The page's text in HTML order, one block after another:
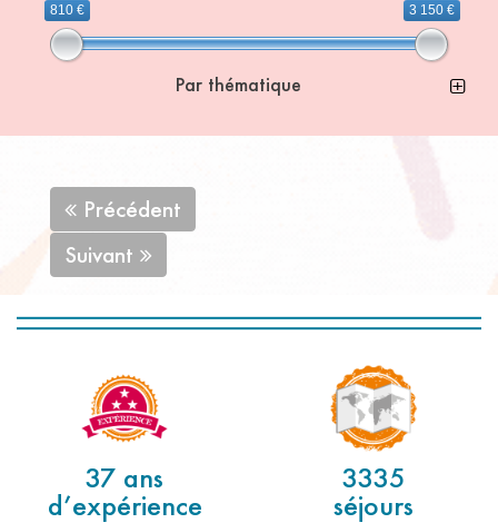
810 € 3 150 €
Par thématique
Précédent
Suivant
37 ans
d’expérience
3335
séjours